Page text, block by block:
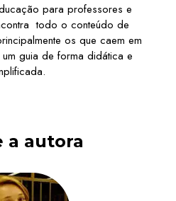
para professores e
todo o conteúdo de
os que caem em
guia de forma didática e
a autora